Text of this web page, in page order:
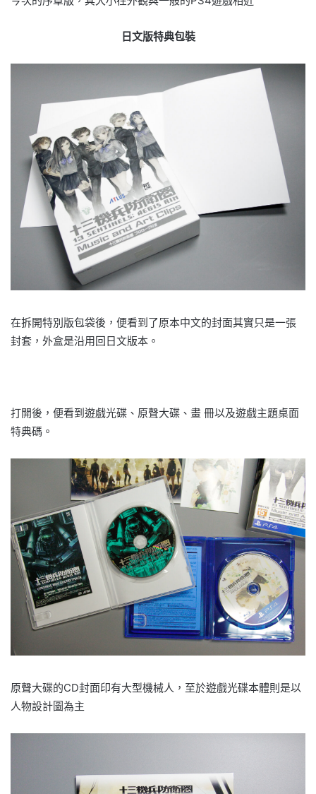
日文版特典包裝
在拆開特別版包袋後，便看到了原本中文的封面其實只是一張
封套，外盒是沿用回日文版本。
打開後，便看到遊戲光碟、原聲大碟、畫 冊以及遊戲主題桌面
特典碼。
原聲大碟的CD封面印有大型機械人，至於遊戲光碟本體則是以
人物設計圖為主